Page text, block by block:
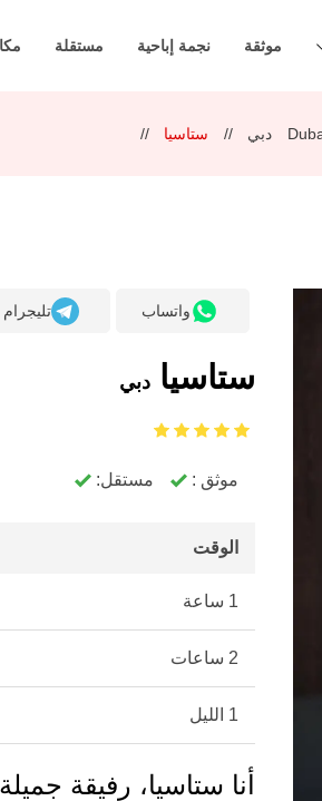
موثقة نجمة إباحية مستقلة
دبي ستاسيا
واتساب تليجرام
أنا ستاسيا، رفيقة
ستاسيا دبي
موثق : مستقل:
الوقت
1 ساعة
2 ساعات
1 الليل